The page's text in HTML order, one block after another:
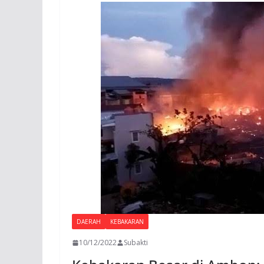
DAERAH KEBAKARAN
10/12/2022 Subakti